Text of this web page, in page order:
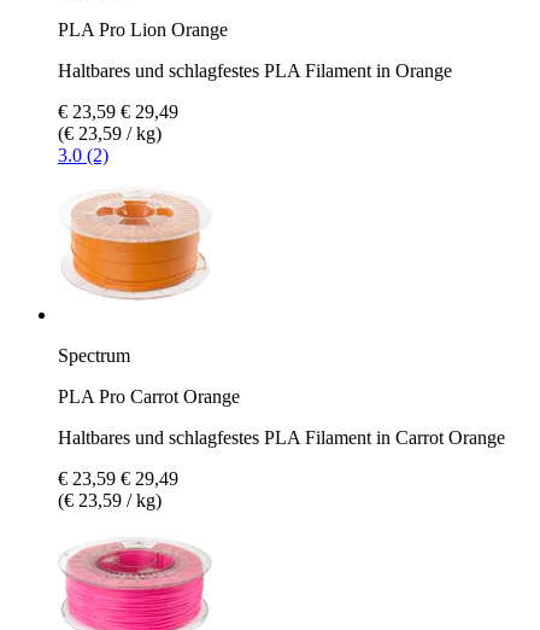
PLA Pro Lion Orange
Haltbares und schlagfestes PLA Filament in Orange
€ 23,59 € 29,49
(€ 23,59 / kg)
3.0 (2)
Spectrum
PLA Pro Carrot Orange
Haltbares und schlagfestes PLA Filament in Carrot Orange
€ 23,59 € 29,49
(€ 23,59 / kg)